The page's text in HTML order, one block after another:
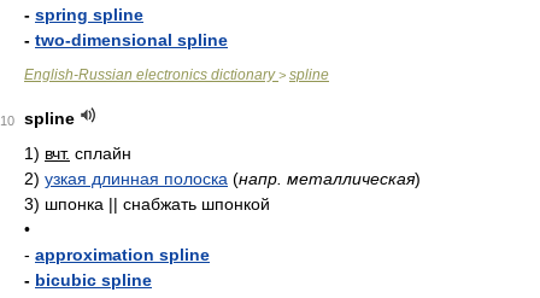
- spring spline
- two-dimensional spline
English-Russian electronics dictionary> spline
10
spline
1) вчт. сплайн
2) узкая длинная полоска (напр. металлическая)
3) шпонка || снабжать шпонкой
•
- approximation spline
- bicubic spline